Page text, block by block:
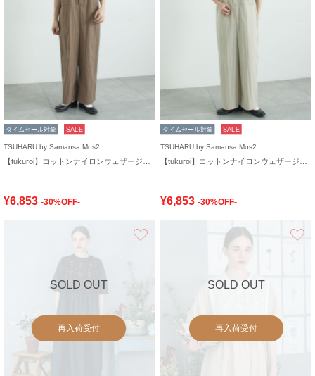
タイムセール対象 SALE
TSUHARU by Samansa Mos2
¥6,853 -30%OFF-
タイムセール対象 SALE
TSUHARU by Samansa Mos2
¥6,853 -30%OFF-
SOLD OUT
再入荷受付
SOLD OUT
再入荷受付